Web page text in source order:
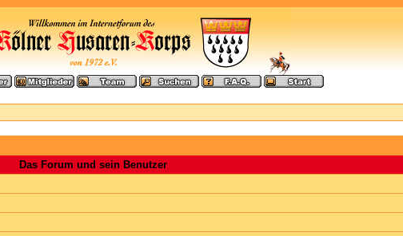
Das Forum und sein Benutzer